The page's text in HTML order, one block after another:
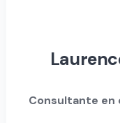
Consultante